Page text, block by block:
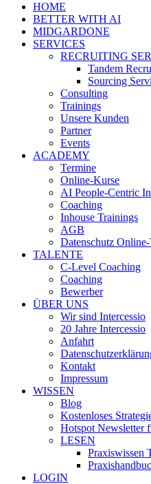
HOME
BETTER WITH AI
MIDGARDONE
SERVICES
RECRUITING
Tandem
Sourcing
Consulting
Trainings
Unsere Kunden
Partner
Events
ACADEMY
Termine
Online-Kurse
AI People-Centric
Coaching
Inhouse Trainings
AGB
Datenschutz
TALENTE
C-Level Coaching
Coaching
Bewerber
ÜBER UNS
Wir sind Intercessio
20 Jahre Intercessio
Anfahrt
Kontakt
Impressum
WISSEN
Blog
Kostenloses
Hotspot Newsletter
LESEN
Praxiswissen
LOGIN